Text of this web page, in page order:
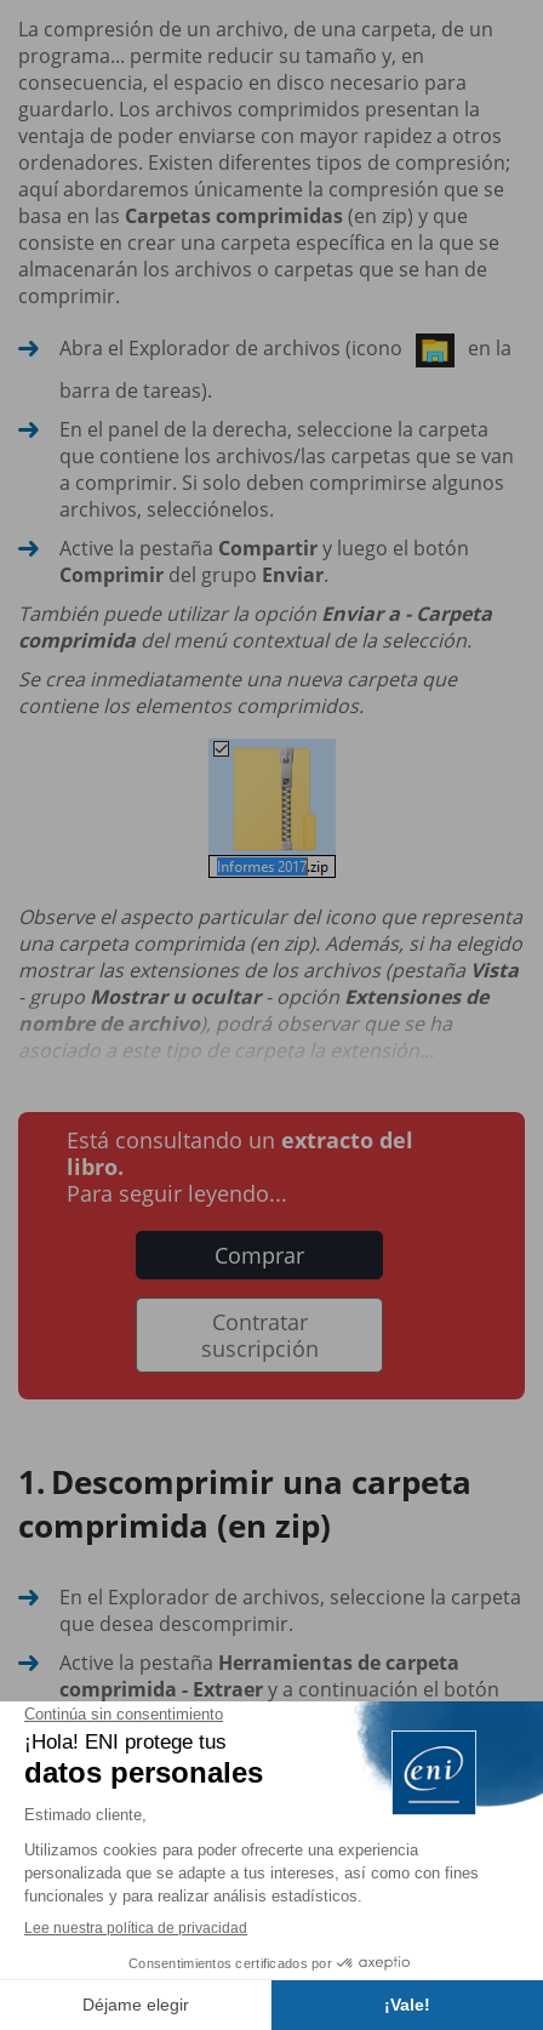
La compresión de un archivo, de una carpeta, de un
programa... permite reducir su tamaño y, en
consecuencia, el espacio en disco necesario para
guardarlo. Los archivos comprimidos presentan la
ventaja de poder enviarse con mayor rapidez a otros
ordenadores. Existen diferentes tipos de compresión;
aquí abordaremos únicamente la compresión que se
basa en las Carpetas comprimidas(en zip) y que
consiste en crear una carpeta específica en la que se
almacenarán los archivos o carpetas que se han de
comprimir.
Abra el Explorador de archivos (icono
en la
barra de tareas).
En el panel de la derecha, seleccione la carpeta
que contiene los archivos/las carpetas que se van
a comprimir. Si solo deben comprimirse algunos
archivos, selecciónelos.
Active la pestaña Compartiry luego el botón
Comprimir del grupo Enviar.
También puede utilizar la opción Enviar a - Carpeta
comprimida del menú contextual de la selección.
Se crea inmediatamente una nueva carpeta que
contiene los elementos comprimidos.
Observe el aspecto particular del icono que representa
una carpeta comprimida (en zip). Además, si ha elegido
mostrar las extensiones de los archivos (pestaña Vista
- grupo Mostrar u ocultar- opción Extensiones de
nombre de archivo), podrá observar que se ha
asociado a este tipo de carpeta la extensión...
Está consultando un extracto del
libro.
Para seguir leyendo...
Comprar
Contratar
suscripción
Descomprimir una carpeta
comprimida (en zip)
En el Explorador de archivos, seleccione la carpeta
que desea descomprimir.
Active la pestaña Herramientas de carpeta
comprimida - Extraery a continuación el botón
Extraer todo.
Se abre la ventanaExtraer carpetas comprimidas (en
zip):